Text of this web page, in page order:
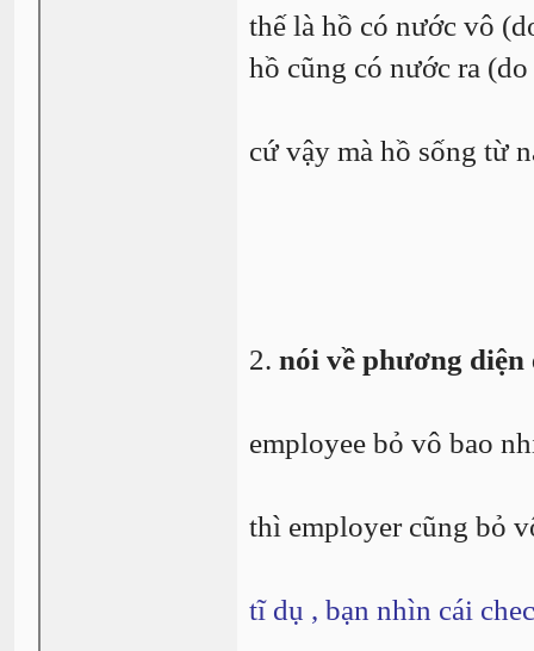
thế là hồ có nước vô
hồ cũng có nước ra
cứ vậy mà hồ sống từ
2. nói về phương
employee bỏ vô bao
thì employer cũng bỏ
tĩ dụ , bạn nhìn cái